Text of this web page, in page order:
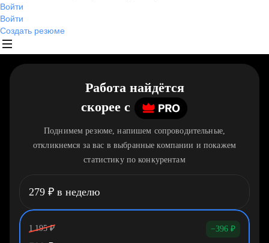
Войти
Войти
Создать резюме
Работа найдётся
скорее c
Поднимем резюме, напишем сопроводительные,
откликнемся за вас в выбранные компании и покажем
статистику по конкурентам
279 ₽ в неделю
1 195 ₽ −396 ₽